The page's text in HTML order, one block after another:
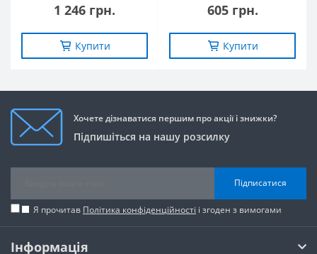
1 246 грн.
Купити
605 грн.
Купити
Хочете дізнаватися першим про акції і знижки?
Підпишіться на нашу розсилку
Підписатися
Я прочитав Політика конфіденційності і згоден з вимогами
Інформація